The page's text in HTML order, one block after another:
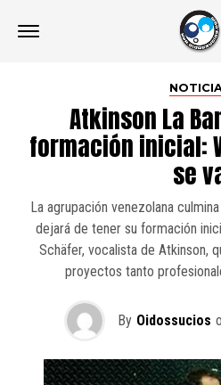
Atkinson La
formación inicial:
se
La agrupación venezolana
dejará de tener su formación
Schäfer, vocalista de Atkinson,
proyectos tanto
By Oidossucios